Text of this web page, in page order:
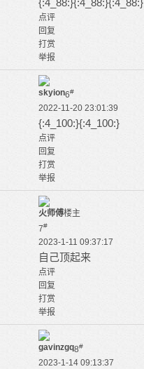
{:4_88:}{:4_88:}{:4_88:}
点评
回复
打赏
举报
skyion6#
2022-11-20 23:01:39
{:4_100:}{:4_100:}
点评
回复
打赏
举报
火师傅楼主
7#
2023-1-11 09:37:17
自己顶起来
点评
回复
打赏
举报
gavinzgq8#
2023-1-14 09:13:37